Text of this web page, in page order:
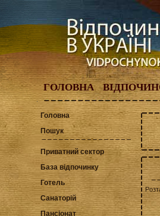
ГОЛОВНА
Головна
Пошук
Приватний сектор
База відпочинку
Готель
Санаторій
Пансіонат